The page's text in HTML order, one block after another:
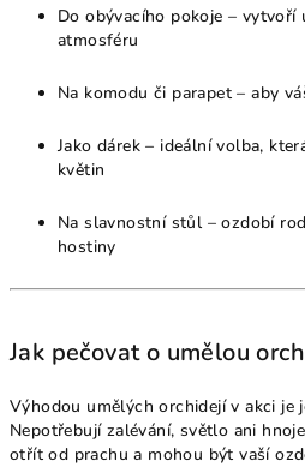
Do obývacího pokoje –
atmosféru
Na komodu či parapet – aby
Jako dárek – ideální volba,
květin
Na slavnostní stůl – ozdobí
hostiny
Jak pečovat o umělou
Výhodou umělých orchidejí v akci je
Nepotřebují zalévání, světlo ani
otřít od prachu a mohou být vaší